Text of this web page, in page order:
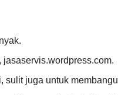
juga untuk